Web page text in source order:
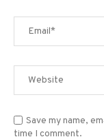
Save my name,
time I comment.